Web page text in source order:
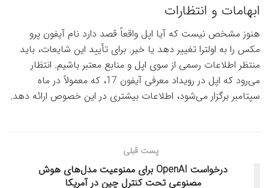
ابهامات و انتظارات
هنوز مشخص نیست که آیا اپل واقعاً قصد دارد نام آیفون پرو
مکس را به اولترا تغییر دهد یا خیر. برای تأیید این شایعات، باید
منتظر اطلاعات رسمی از سوی اپل و منابع معتبر باشیم. انتظار
می‌رود که اپل در رویداد معرفی آیفون 17، که معمولاً در ماه
سپتامبر برگزار می‌شود، اطلاعات بیشتری در این خصوص ارائه دهد.
پست قبلی
درخواست OpenAI برای ممنوعیت مدل‌های هوش
مصنوعی تحت کنترل چین در آمریکا